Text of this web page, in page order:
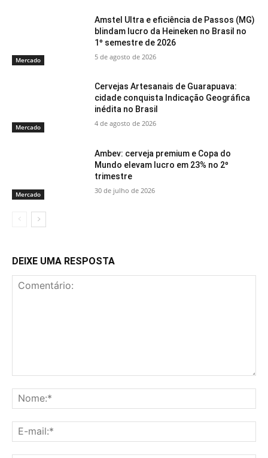
Mercado
Amstel Ultra e eficiência de Passos (MG)
blindam lucro da Heineken no Brasil no
1º semestre de 2026
5 de agosto de 2026
Mercado
Cervejas Artesanais de Guarapuava:
cidade conquista Indicação Geográfica
inédita no Brasil
4 de agosto de 2026
Mercado
Ambev: cerveja premium e Copa do
Mundo elevam lucro em 23% no 2º
trimestre
30 de julho de 2026
DEIXE UMA RESPOSTA